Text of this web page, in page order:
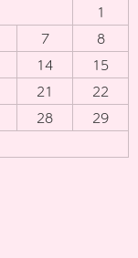
1
7
8
14
15
21
22
28
29